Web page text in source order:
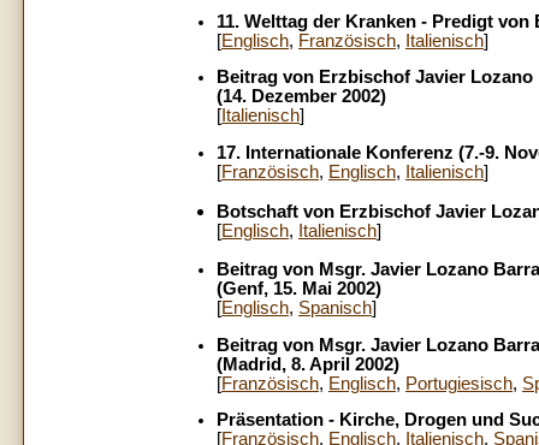
11. Welttag der Kranken - Predigt
[Englisch, Französisch, Italienisch]
Beitrag von Erzbischof Javier
(14. Dezember 2002)
[ Italienisch]
17. Internationale Konferenz (7.-9.
[Französisch, Englisch, Italienisch]
Botschaft von Erzbischof Javier
[Englisch, Italienisch]
Beitrag von Msgr. Javier Lozano
(Genf, 15. Mai 2002)
[Englisch, Spanisch]
Beitrag von Msgr. Javier Lozano
(Madrid, 8. April 2002)
[Französisch, Englisch, Portugiesisch,
Präsentation - Kirche, Drogen und
[Französisch, Englisch, Italienisch,